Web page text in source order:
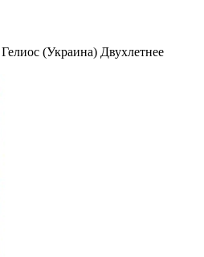
(Украина) Двухлетнее